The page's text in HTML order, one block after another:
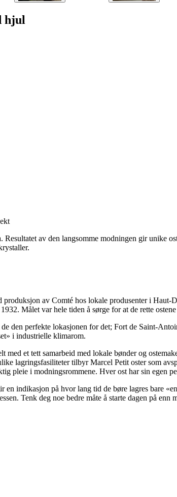
hjul
av den langsomme modningen gir unike
av Comté hos lokale produsenter i
Målet var hele tiden å sørge for at de rette
den perfekte lokasjonen for det; Fort de Saint-
i industrielle klimarom.
et tett samarbeid med lokale bønder og
lagringsfasiliteter tilbyr Marcel Petit oster som
pleie i modningsrommene. Hver ost har sin egen
indikasjon på hvor lang tid de børe lagres bare
Tenk deg noe bedre måte å starte dagen på